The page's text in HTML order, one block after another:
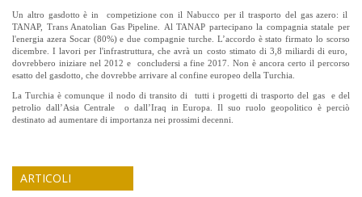
Un altro gasdotto è in competizione con il Nabucco per il trasporto del gas azero: il
TANAP, Trans Anatolian Gas Pipeline. Al TANAP partecipano la compagnia statale per
l'energia azera Socar (80%) e due compagnie turche. L’accordo è stato firmato lo scorso
dicembre. I lavori per l'infrastruttura, che avrà un costo stimato di 3,8 miliardi di euro,
dovrebbero iniziare nel 2012 e concludersi a fine 2017. Non è ancora certo il percorso
esatto del gasdotto, che dovrebbe arrivare al confine europeo della Turchia.
La Turchia è comunque il nodo di transito di tutti i progetti di trasporto del gas e del
petrolio dall’Asia Centrale o dall’Iraq in Europa. Il suo ruolo geopolitico è perciò
destinato ad aumentare di importanza nei prossimi decenni.
ARTICOLI